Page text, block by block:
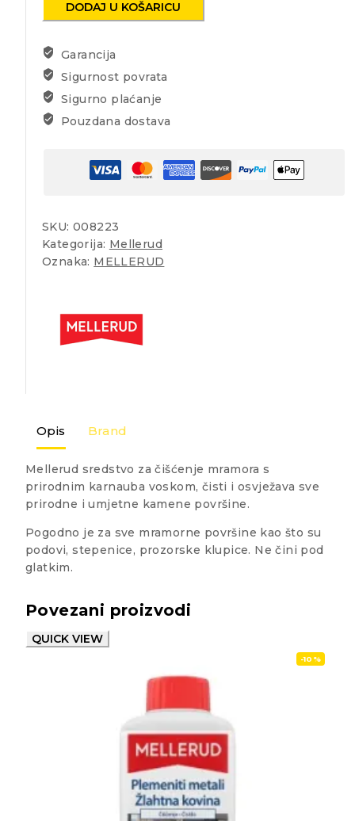
održavanje
i
mramora
1l
količina
DODAJ U KOŠARICU
Garancija
Sigurnost povrata
Sigurno plaćanje
Pouzdana dostava
SKU: 008223
Kategorija: Mellerud
Oznaka: MELLERUD
Opis Brand
Mellerud sredstvo za čišćenje mramora s
prirodnim karnauba voskom, čisti i osvježava sve
prirodne i umjetne kamene površine.
Pogodno je za sve mramorne površine kao što su
podovi, stepenice, prozorske klupice. Ne čini pod
glatkim.
Povezani proizvodi
QUICK VIEW
-10%